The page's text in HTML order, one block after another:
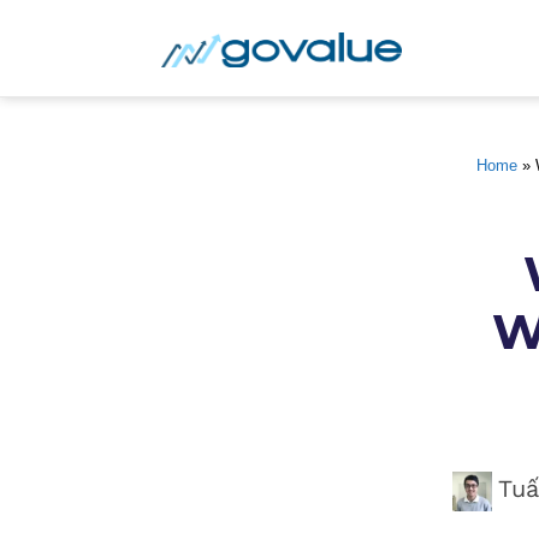
Home »